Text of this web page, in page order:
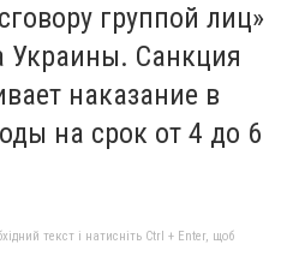
группой лиц»
Украины. Санкция
наказание в
на срок от 4 до 6
текст і натисніть Ctrl + Enter, щоб